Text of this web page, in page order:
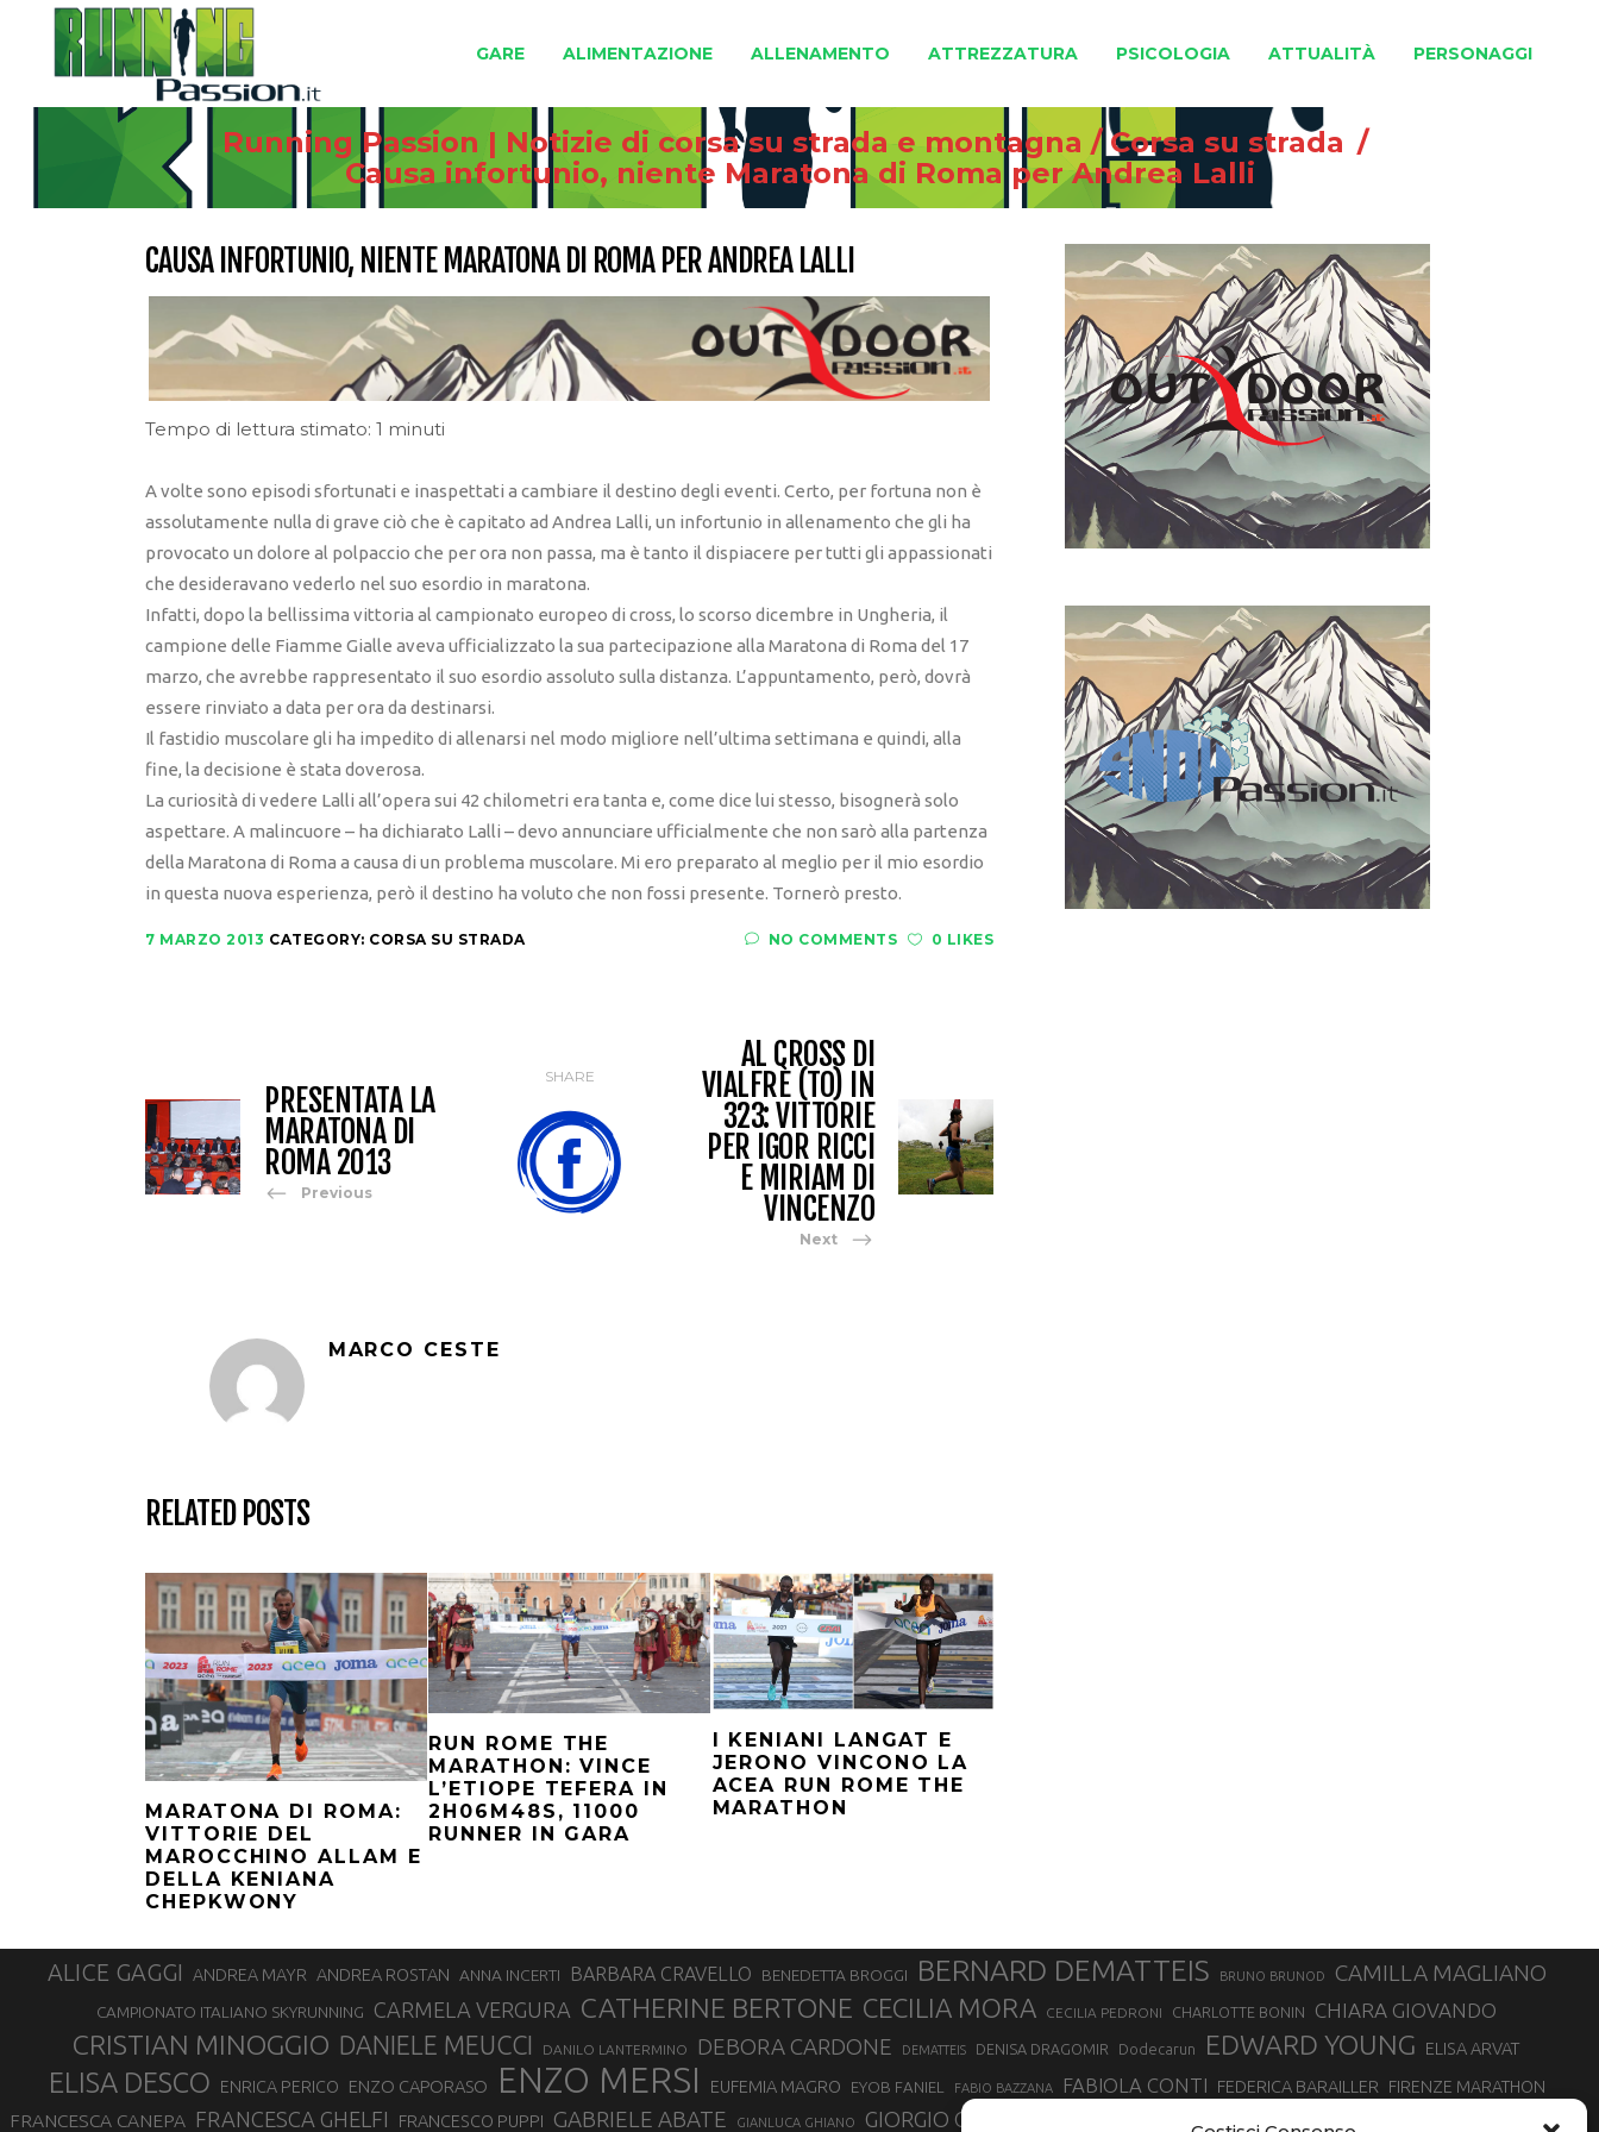
GARE ALIMENTAZIONE ALLENAMENTO ATTREZZATURA PSICOLOGIA ATTUALITÀ PERSONAGGI
Running Passion | Notizie di corsa su strada e montagna / Corsa su strada /
Causa infortunio, niente Maratona di Roma per Andrea Lalli
CAUSA INFORTUNIO, NIENTE MARATONA DI ROMA PER ANDREA LALLI
Tempo di lettura stimato: 1 minuti
A volte sono episodi sfortunati e inaspettati a cambiare il destino degli eventi. Certo, per fortuna non è
assolutamente nulla di grave ciò che è capitato ad Andrea Lalli, un infortunio in allenamento che gli ha
provocato un dolore al polpaccio che per ora non passa, ma è tanto il dispiacere per tutti gli appassionati
che desideravano vederlo nel suo esordio in maratona.
Infatti, dopo la bellissima vittoria al campionato europeo di cross, lo scorso dicembre in Ungheria, il
campione delle Fiamme Gialle aveva ufficializzato la sua partecipazione alla Maratona di Roma del 17
marzo, che avrebbe rappresentato il suo esordio assoluto sulla distanza. L’appuntamento, però, dovrà
essere rinviato a data per ora da destinarsi.
Il fastidio muscolare gli ha impedito di allenarsi nel modo migliore nell’ultima settimana e quindi, alla
fine, la decisione è stata doverosa.
La curiosità di vedere Lalli all’opera sui 42 chilometri era tanta e, come dice lui stesso, bisognerà solo
aspettare. A malincuore – ha dichiarato Lalli – devo annunciare ufficialmente che non sarò alla partenza
della Maratona di Roma a causa di un problema muscolare. Mi ero preparato al meglio per il mio esordio
in questa nuova esperienza, però il destino ha voluto che non fossi presente. Tornerò presto.
7 MARZO 2013 CATEGORY: CORSA SU STRADA NO COMMENTS 0 LIKES
PRESENTATA LA
MARATONA DI
ROMA 2013
Previous
SHARE
AL CROSS DI
VIALFRÈ (TO) IN
323: VITTORIE
PER IGOR RICCI
E MIRIAM DI
VINCENZO
Next
MARCO CESTE
RELATED POSTS
MARATONA DI ROMA:
VITTORIE DEL
MAROCCHINO ALLAM E
DELLA KENIANA
CHEPKWONY
RUN ROME THE
MARATHON: VINCE
L’ETIOPE TEFERA IN
2H06M48S, 11000
RUNNER IN GARA
I KENIANI LANGAT E
JERONO VINCONO LA
ACEA RUN ROME THE
MARATHON
ALICE GAGGI ANDREA MAYR ANDREA ROSTAN ANNA INCERTI BARBARA CRAVELLO BENEDETTA BROGGI BERNARD DEMATTEIS BRUNO BRUNOD CAMILLA MAGLIANO
CAMPIONATO ITALIANO SKYRUNNING CARMELA VERGURA CATHERINE BERTONE CECILIA MORA CECILIA PEDRONI CHARLOTTE BONIN CHIARA GIOVANDO
CRISTIAN MINOGGIO DANIELE MEUCCI DANILO LANTERMINO DEBORA CARDONE DEMATTEIS DENISA DRAGOMIR Dodecarun EDWARD YOUNG ELISA ARVAT
ELISA DESCO ENRICA PERICO ENZO CAPORASO ENZO MERSI EUFEMIA MAGRO EYOB FANIEL FABIO BAZZANA FABIOLA CONTI FEDERICA BARAILLER FIRENZE MARATHON
FRANCESCA CANEPA FRANCESCA GHELFI FRANCESCO PUPPI GABRIELE ABATE GIANLUCA GHIANO GIORGIO CALCATERRA GIOVANNA EPIS GIULIANO CAVALLO